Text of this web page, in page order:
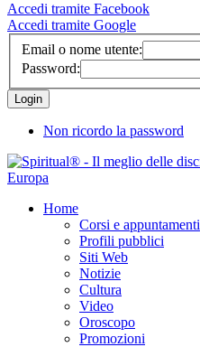
Accedi tramite Facebook
Accedi tramite Google
Email o nome utente:
Password:
Non ricordo la password
Home
Corsi e appuntamenti
Profili pubblici
Siti Web
Notizie
Cultura
Video
Oroscopo
Promozioni